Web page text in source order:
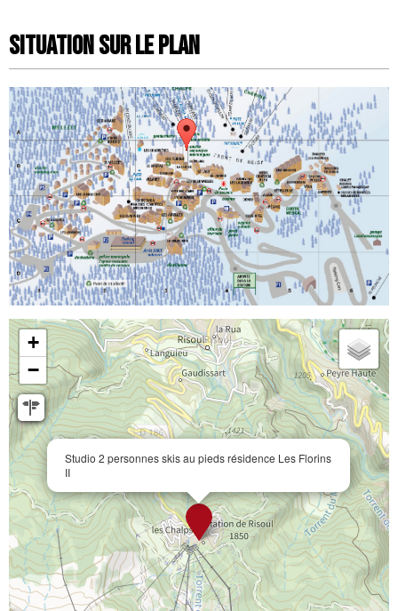
Situation sur le Plan
Studio 2 personnes skis au pieds résidence Les Florins
II
+
−